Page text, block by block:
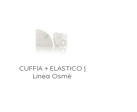
CUFFIA + ELASTICO |
Linea Osmè